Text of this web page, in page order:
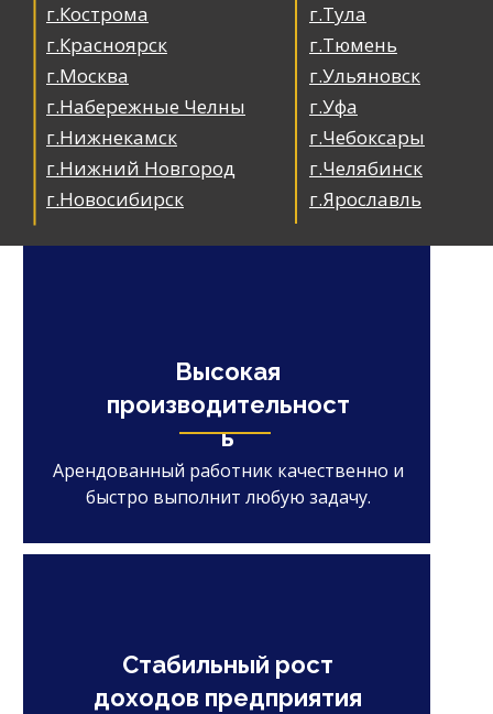
г.Тула
г.Тюмень
г.Ульяновск
г.Уфа
г.Чебоксары
г.Челябинск
г.Ярославль
г.Кострома
г.Красноярск
г.Москва
г.Набережные Челны
г.Нижнекамск
г.Нижний Новгород
г.Новосибирск
Высокая
производительност
ь
Арендованный работник качественно и
быстро выполнит любую задачу.
Стабильный рост
доходов предприятия